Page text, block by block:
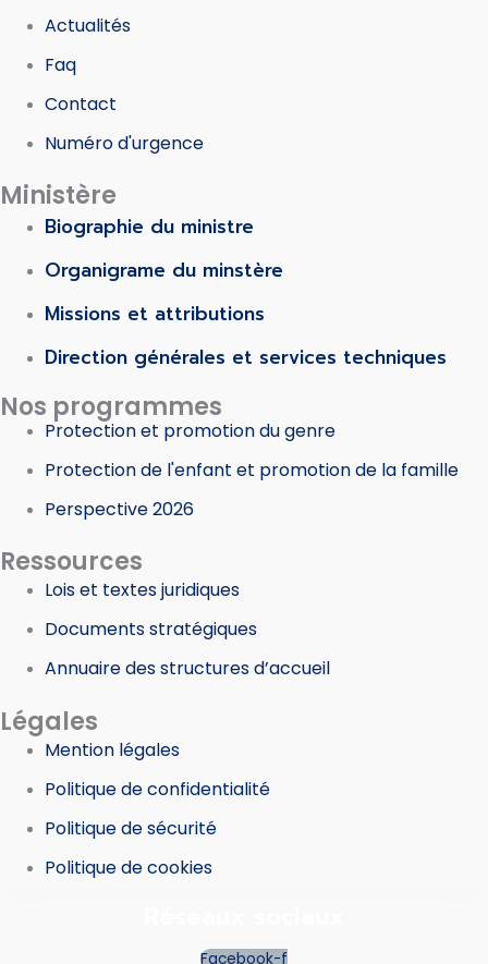
Actualités
Faq
Contact
Numéro d'urgence
Ministère
Biographie du ministre
Organigrame du minstère
Missions et attributions
Direction générales et services techniques
Nos programmes
Protection et promotion du genre
Protection de l'enfant et promotion de la famille
Perspective 2026
Ressources
Lois et textes juridiques
Documents stratégiques
Annuaire des structures d’accueil
Légales
Mention légales
Politique de confidentialité
Politique de sécurité
Politique de cookies
Facebook-f